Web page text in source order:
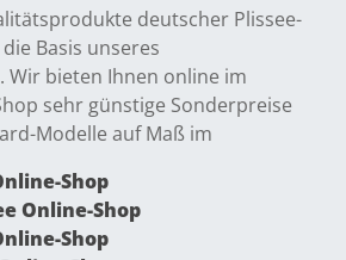
deutscher Plissee-
Basis unseres
Wir bieten Ihnen online im
sehr günstige Sonderpreise
Modelle auf Maß im
Shop
Online-Shop
Shop